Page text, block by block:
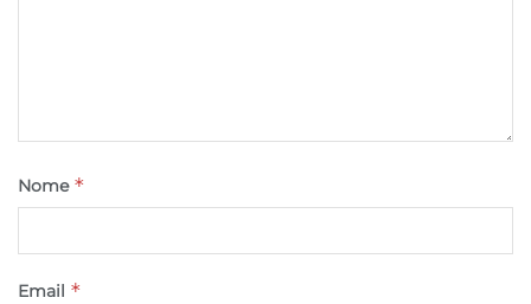
Nome *
Email *